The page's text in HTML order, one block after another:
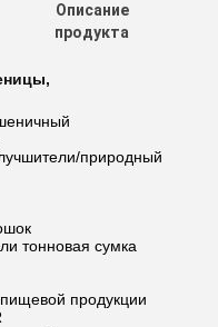
Описание
продукта
,
природный
тонновая сумка
продукции